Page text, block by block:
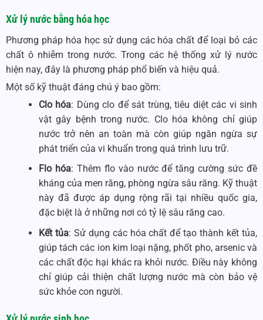
Xử lý nước bằng hóa học
Phương pháp hóa học sử dụng các hóa chất để loại bỏ các
chất ô nhiễm trong nước. Trong các hệ thống xử lý nước
hiện nay, đây là phương pháp phổ biến và hiệu quả.
Một số kỹ thuật đáng chú ý bao gồm:
Clo hóa: Dùng clo để sát trùng, tiêu diệt các vi sinh
vật gây bệnh trong nước. Clo hóa không chỉ giúp
nước trở nên an toàn mà còn giúp ngăn ngừa sự
phát triển của vi khuẩn trong quá trình lưu trữ.
Flo hóa: Thêm flo vào nước để tăng cường sức đề
kháng của men răng, phòng ngừa sâu răng. Kỹ thuật
này đã được áp dụng rộng rãi tại nhiều quốc gia,
đặc biệt là ở những nơi có tỷ lệ sâu răng cao.
Kết tủa: Sử dụng các hóa chất để tạo thành kết tủa,
giúp tách các ion kim loại nặng, phốt pho, arsenic và
các chất độc hại khác ra khỏi nước. Điều này không
chỉ giúp cải thiện chất lượng nước mà còn bảo vệ
sức khỏe con người.